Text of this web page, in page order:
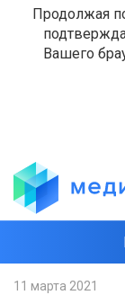
Продолжая
Вашего
11 марта 2021